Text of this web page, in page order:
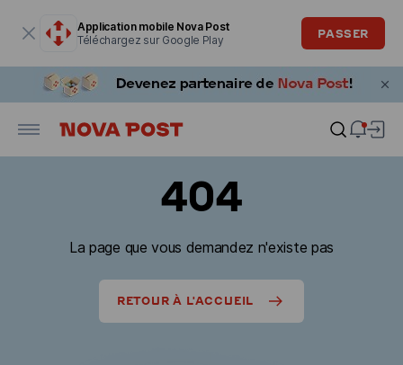
Application mobile Nova Post
Téléchargez sur Google Play
PASSER
404
La page que vous demandez n'existe pas
RETOUR À L'ACCUEIL